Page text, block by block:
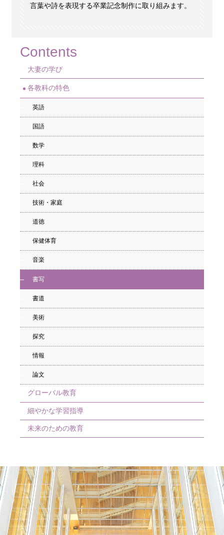
Contents
大妻の学び
各教科の特色
英語
国語
数学
理科
社会
技術・家庭
道徳
保健体育
音楽
書写
書道
美術
探究
情報
論文
グローバル教育
細やかな学習指導
未来のための教育
言葉や詩を表現する卒業記念制作に取り組みます。